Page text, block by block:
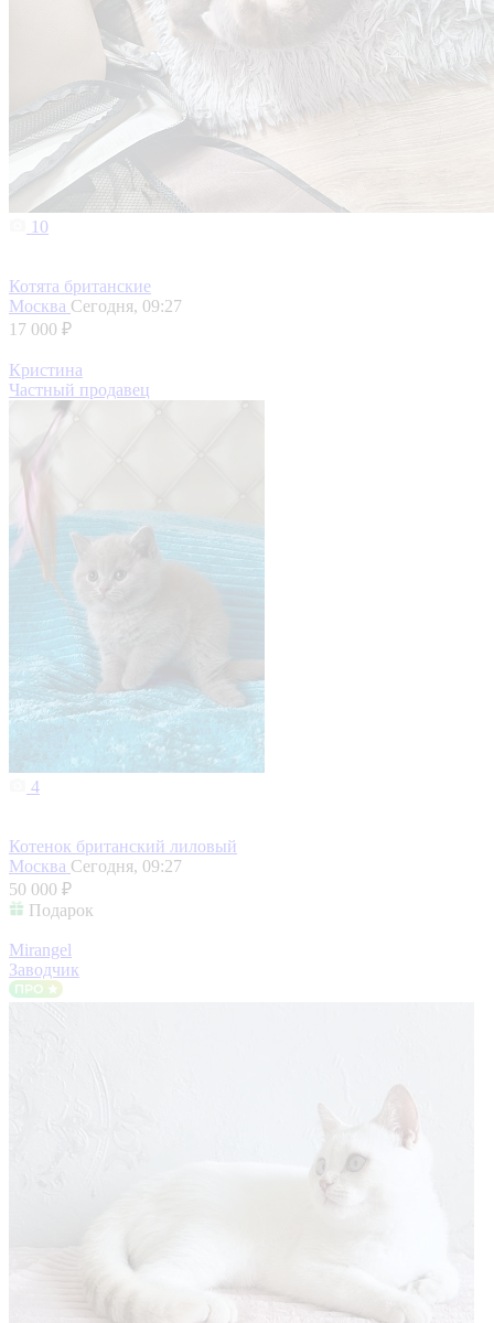
10
Котята британские
Москва Сегодня, 09:27
17 000 ₽
Кристина
Частный продавец
4
Котенок британский лиловый
Москва Сегодня, 09:27
50 000 ₽
Подарок
Mirangel
Заводчик